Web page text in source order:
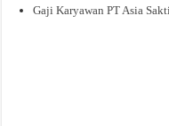
Gaji Karyawan PT Asia